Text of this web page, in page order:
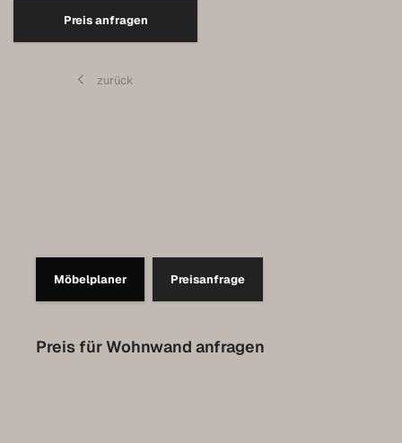
Preis anfragen
zurück
Möbelplaner Preisanfrage
Preis für Wohnwand anfragen
Care